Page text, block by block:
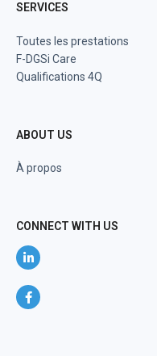
SERVICES
Toutes les prestations
F-DGSi Care
Qualifications 4Q
ABOUT US
À propos
CONNECT WITH US